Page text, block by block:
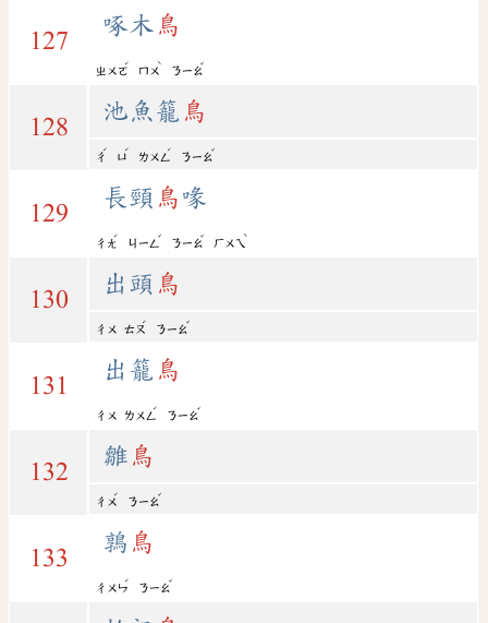
127
啄木 鳥
ㄓㄨㄛ
ˊ
ㄇㄨ
ˋ
ㄋㄧㄠ
ˇ
128
池魚籠 鳥
ㄔ
ˊ
ㄩ
ˊ
ㄌㄨㄥ
ˊ
ㄋㄧㄠ
ˇ
129
長頸 鳥 喙
ㄔㄤ
ˊ
ㄐㄧㄥ
ˇ
ㄋㄧㄠ
ˇ
ㄏㄨㄟ
ˋ
130
出頭 鳥
ㄔㄨ ㄊㄡ
ˊ
ㄋㄧㄠ
ˇ
131
出籠 鳥
ㄔㄨ ㄌㄨㄥ
ˊ
ㄋㄧㄠ
ˇ
132
雛 鳥
ㄔㄨ
ˊ
ㄋㄧㄠ
ˇ
133
鶉 鳥
ㄔㄨㄣ
ˊ
ㄋㄧㄠ
ˇ